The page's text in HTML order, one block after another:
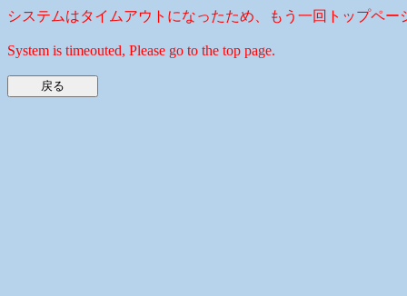
システムはタイムアウトになったため、もう一回トップペー
System is timeouted, Please go to the top page.